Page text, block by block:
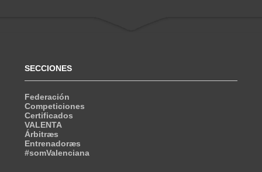
SECCIONES
Federación
Competiciones
Certificados
VALENTA
Árbitræs
Entrenadoræs
#somValenciana